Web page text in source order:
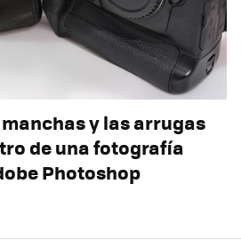
y las arrugas
de una fotografía
Photoshop